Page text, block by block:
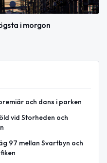
i morgon
och dans i parken
vid Storheden och
97 mellan Svartbyn och